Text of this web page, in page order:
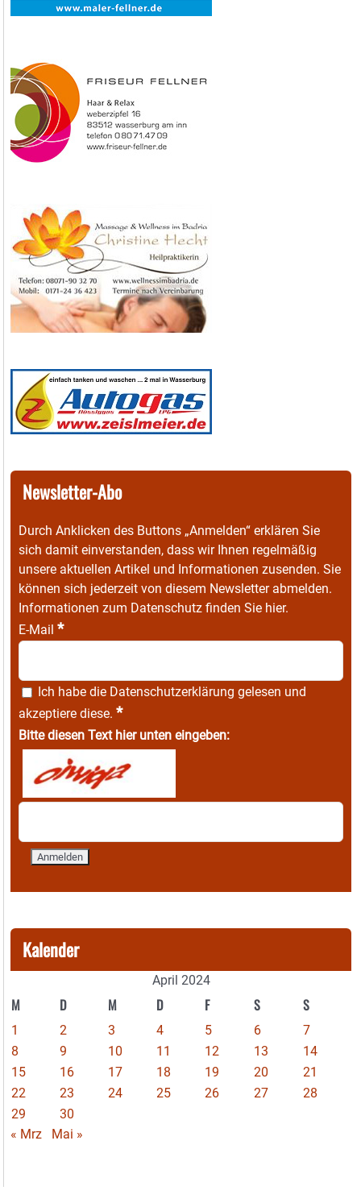
Newsletter-Abo
Durch Anklicken des Buttons „Anmelden“ erklären Sie
sich damit einverstanden, dass wir Ihnen regelmäßig
unsere aktuellen Artikel und Informationen zusenden. Sie
können sich jederzeit von diesem Newsletter abmelden.
Informationen zum Datenschutz finden Sie hier.
E-Mail *
Ich habe die Datenschutzerklärung gelesen und
akzeptiere diese. *
Bitte diesen Text hier unten eingeben:
Kalender
April 2024
M D M D F S S
1 2 3 4 5 6
7
8
9 10 11 12 13
14
15
16 17 18 19 20
21
22
23 24 25 26 27
28
29
30
« Mrz
Mai »